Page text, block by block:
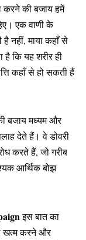
करने की बजाय हमें
एक वाणी के
है नहीं, माया कहाँ से
कि यह शरीर ही
कहाँ से हो सकती हैं
बजाय मध्यम और
देते हैं। वे डोवरी
करते हैं, जो गरीब
आर्थिक बोझ
इस बात का
खत्म करने और